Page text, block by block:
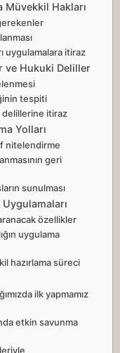
Müvekkil Hakları
uygulamalara itiraz
ve Hukuki Deliller
tespiti
delillerine itiraz
Yolları
nitelendirme
geri
sunulması
özellikler
uygulama
hazırlama süreci
ilk yapmamız
etkin savunma